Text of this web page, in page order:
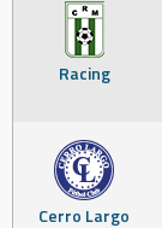
Racing
Cerro Largo